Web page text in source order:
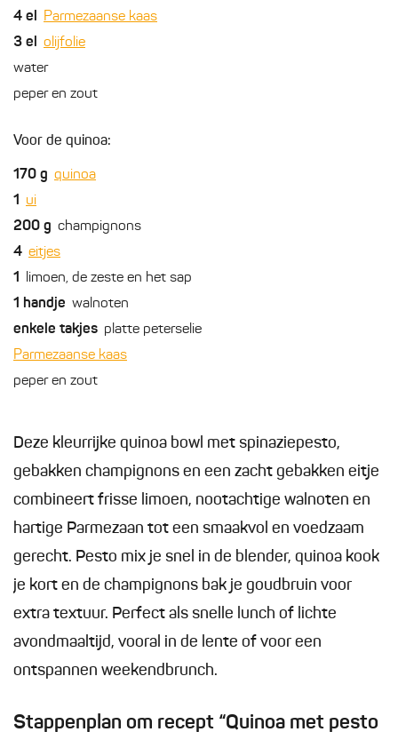
4 el Parmezaanse kaas
3 el olijfolie
water
peper en zout
Voor de quinoa:
170 g quinoa
1 ui
200 g champignons
4 eitjes
1 limoen, de zeste en het sap
1 handje walnoten
enkele takjes platte peterselie
Parmezaanse kaas
peper en zout
Deze kleurrijke quinoa bowl met spinaziepesto,
gebakken champignons en een zacht gebakken eitje
combineert frisse limoen, nootachtige walnoten en
hartige Parmezaan tot een smaakvol en voedzaam
gerecht. Pesto mix je snel in de blender, quinoa kook
je kort en de champignons bak je goudbruin voor
extra textuur. Perfect als snelle lunch of lichte
avondmaaltijd, vooral in de lente of voor een
ontspannen weekendbrunch.
Stappenplan om recept “Quinoa met pesto